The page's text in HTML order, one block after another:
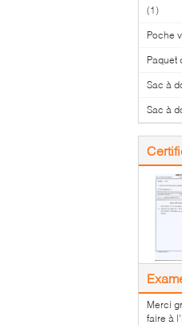
(1)
Poche
Paquet
Sac à
Sac à
Merci
faire à